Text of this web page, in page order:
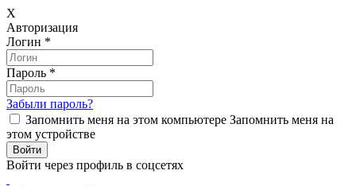
X
Авторизация
Логин *
Пароль *
Забыли пароль?
Запомнить меня на этом компьютере Запомнить меня на
этом устройстве
Войти через профиль в соцсетях